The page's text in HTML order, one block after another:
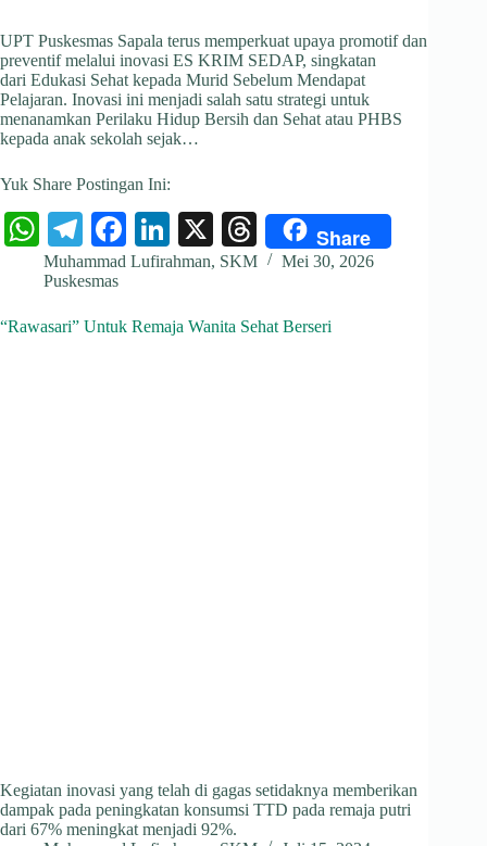
UPT Puskesmas Sapala terus memperkuat upaya promotif dan
preventif melalui inovasi ES KRIM SEDAP, singkatan
dari Edukasi Sehat kepada Murid Sebelum Mendapat
Pelajaran. Inovasi ini menjadi salah satu strategi untuk
menanamkan Perilaku Hidup Bersih dan Sehat atau PHBS
kepada anak sekolah sejak…
Yuk Share Postingan Ini:
W
ha
ts
A
Te
le
gr
a
Fa
ce
ok
Li
nk
In
X
T
hr
ds
Share
Muhammad Lufirahman, SKM
Mei 30, 2026
Puskesmas
“Rawasari” Untuk Remaja Wanita Sehat Berseri
Kegiatan inovasi yang telah di gagas setidaknya memberikan
dampak pada peningkatan konsumsi TTD pada remaja putri
dari 67% meningkat menjadi 92%.